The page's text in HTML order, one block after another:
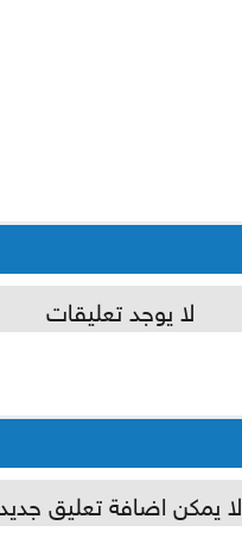
لا يوجد تعليقات
لا يمكن اضافة تعليق جديد